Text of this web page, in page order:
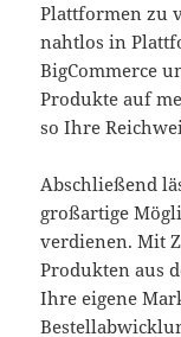
Plattformen zu
nahtlos in
BigCommerce
Produkte auf
so Ihre
Abschließend
großartige
verdienen. Mit
Produkten aus
Ihre eigene